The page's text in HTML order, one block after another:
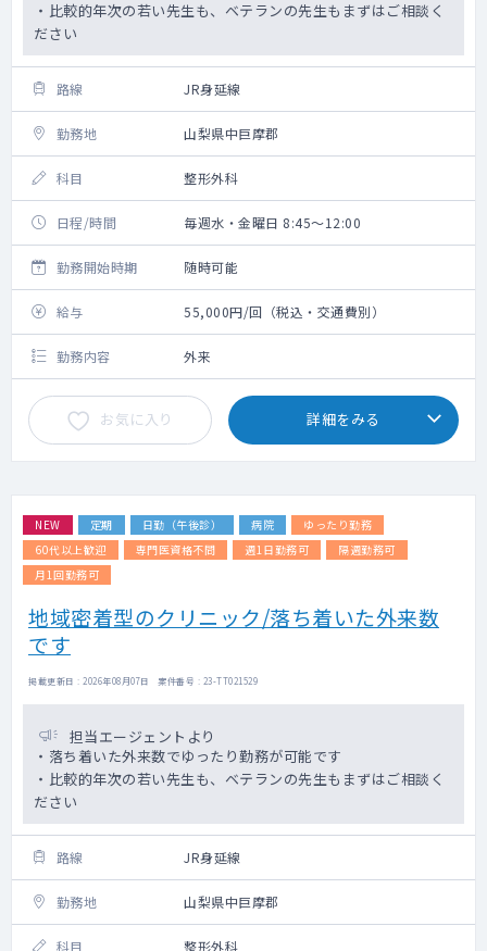
・比較的年次の若い先生も、ベテランの先生もまずはご相談く
ださい
路線 JR身延線
勤務地 山梨県中巨摩郡
科目 整形外科
日程/時間 毎週水・金曜日 8:45～12:00
勤務開始時期 随時可能
給与 55,000円/回（税込・交通費別）
勤務内容 外来
お気に入り 詳細をみる
NEW 定期 日勤（午後診） 病院
ゆったり勤務
60代以上歓迎
専門医資格不問 週1日勤務可
隔週勤務可
月1回勤務可
地域密着型のクリニック/落ち着いた外来数
です
掲載更新日 : 2026年08月07日 案件番号 : 23-TT021529
担当エージェントより
・落ち着いた外来数でゆったり勤務が可能です
・比較的年次の若い先生も、ベテランの先生もまずはご相談く
ださい
路線 JR身延線
勤務地 山梨県中巨摩郡
科目 整形外科